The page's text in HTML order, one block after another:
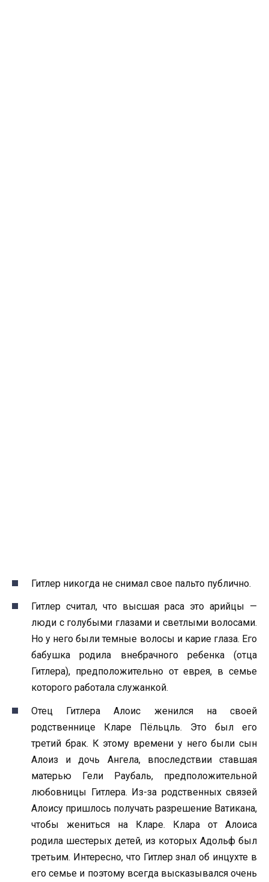
Гитлер никогда не снимал свое пальто публично.
Гитлер считал, что высшая раса это арийцы —
люди с голубыми глазами и светлыми волосами.
Но у него были темные волосы и карие глаза. Его
бабушка родила внебрачного ребенка (отца
Гитлера), предположительно от еврея, в семье
которого работала служанкой.
Отец Гитлера Алоис женился на своей
родственнице Кларе Пёльцль. Это был его
третий брак. К этому времени у него были сын
Алоиз и дочь Ангела, впоследствии ставшая
матерью Гели Раубаль, предположительной
любовницы Гитлера. Из-за родственных связей
Алоису пришлось получать разрешение Ватикана,
чтобы жениться на Кларе. Клара от Алоиса
родила шестерых детей, из которых Адольф был
третьим. Интересно, что Гитлер знал об инцухте в
его семье и поэтому всегда высказывался очень